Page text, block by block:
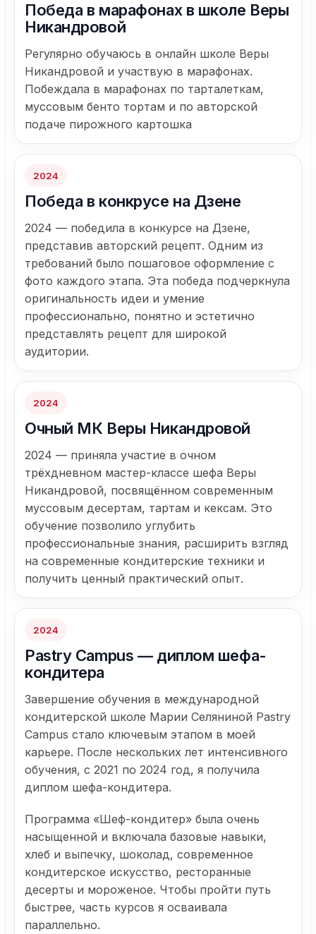
Победа в марафонах в школе Веры
Никандровой
Регулярно обучаюсь в онлайн школе Веры
Никандровой и участвую в марафонах.
Побеждала в марафонах по тарталеткам,
муссовым бенто тортам и по авторской
подаче пирожного картошка
2024
Победа в конкрусе на Дзене
2024 — победила в конкурсе на Дзене,
представив авторский рецепт. Одним из
требований было пошаговое оформление с
фото каждого этапа. Эта победа подчеркнула
оригинальность идеи и умение
профессионально, понятно и эстетично
представлять рецепт для широкой
аудитории.
2024
Очный МК Веры Никандровой
2024 — приняла участие в очном
трёхдневном мастер-классе шефа Веры
Никандровой, посвящённом современным
муссовым десертам, тартам и кексам. Это
обучение позволило углубить
профессиональные знания, расширить взгляд
на современные кондитерские техники и
получить ценный практический опыт.
2024
Pastry Campus — диплом шефа-
кондитера
Завершение обучения в международной
кондитерской школе Марии Селяниной Pastry
Campus стало ключевым этапом в моей
карьере. После нескольких лет интенсивного
обучения, с 2021 по 2024 год, я получила
диплом шефа-кондитера.
Программа «Шеф-кондитер» была очень
насыщенной и включала базовые навыки,
хлеб и выпечку, шоколад, современное
кондитерское искусство, ресторанные
десерты и мороженое. Чтобы пройти путь
быстрее, часть курсов я осваивала
параллельно.